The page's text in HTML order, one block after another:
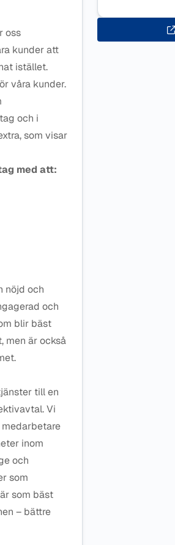
oss
kunder att
istället.
våra kunder.
och i
som visar
med att:
nöjd och
och
blir bäst
men är också
till en
Vi
medarbetare
inom
och
som
som bäst
– bättre